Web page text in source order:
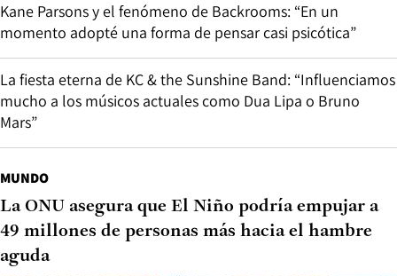
Kane Parsons y el fenómeno de Backrooms: “En un
momento adopté una forma de pensar casi psicótica”
La fiesta eterna de KC & the Sunshine Band: “Influenciamos
mucho a los músicos actuales como Dua Lipa o Bruno
Mars”
MUNDO
La ONU asegura que El Niño podría empujar a
49 millones de personas más hacia el hambre
aguda